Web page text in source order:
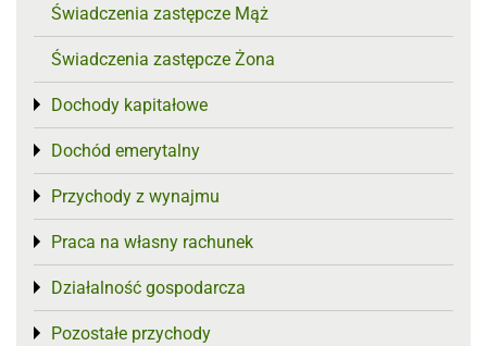
Świadczenia zastępcze Mąż
Świadczenia zastępcze Żona
Dochody kapitałowe
Toggle menu
Dochód emerytalny
Toggle menu
Przychody z wynajmu
Toggle menu
Praca na własny rachunek
Toggle menu
Działalność gospodarcza
Toggle menu
Pozostałe przychody
Toggle menu